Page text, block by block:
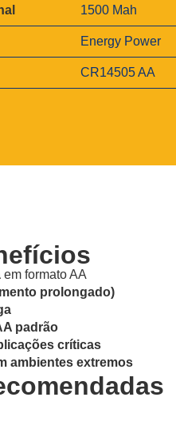
1500 Mah
Energy Power
CR14505 AA
em formato AA
prolongado)
padrão
críticas
ambientes extremos